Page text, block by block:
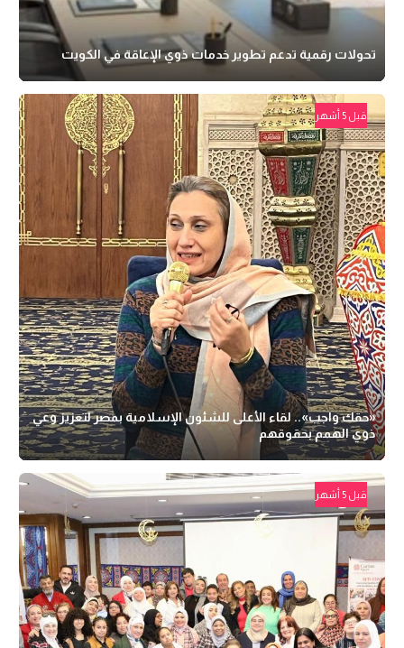
تحولات رقمية تدعم تطوير خدمات ذوي الإعاقة في الكويت
قبل 5 أشهر
«حقك واجب».. لقاء الأعلى للشئون الإسلامية بمصر لتعزيز وعي
ذوي الهمم بحقوقهم
قبل 5 أشهر